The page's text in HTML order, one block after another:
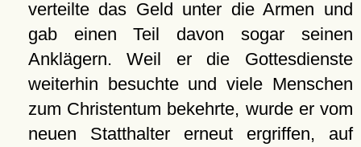
verteilte das Geld unter die Armen und
gab einen Teil davon sogar seinen
Anklägern. Weil er die Gottesdienste
weiterhin besuchte und viele Menschen
zum Christentum bekehrte, wurde er vom
neuen Statthalter erneut ergriffen, auf